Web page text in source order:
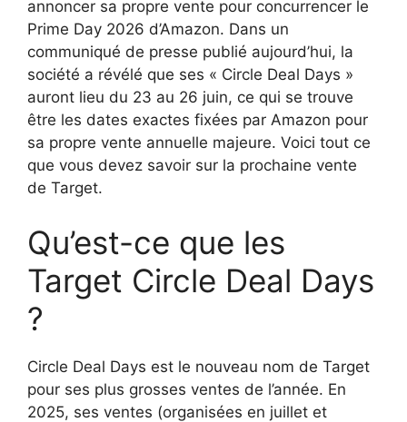
annoncer sa propre vente pour concurrencer le
Prime Day 2026 d’Amazon. Dans un
communiqué de presse publié aujourd’hui, la
société a révélé que ses « Circle Deal Days »
auront lieu du 23 au 26 juin, ce qui se trouve
être les dates exactes fixées par Amazon pour
sa propre vente annuelle majeure. Voici tout ce
que vous devez savoir sur la prochaine vente
de Target.
Qu’est-ce que les
Target Circle Deal Days
?
Circle Deal Days est le nouveau nom de Target
pour ses plus grosses ventes de l’année. En
2025, ses ventes (organisées en juillet et